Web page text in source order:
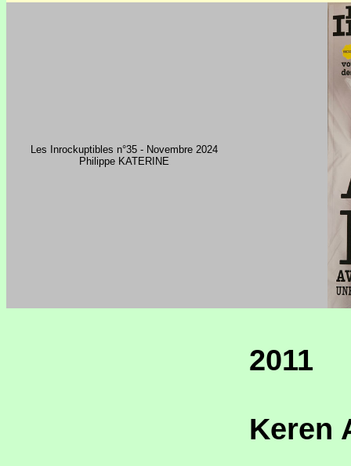
Les Inrockuptibles n°35 - Novembre 2024
Philippe KATERINE
2011
Keren